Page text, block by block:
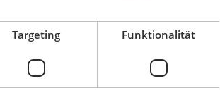
Targeting Funktionalität